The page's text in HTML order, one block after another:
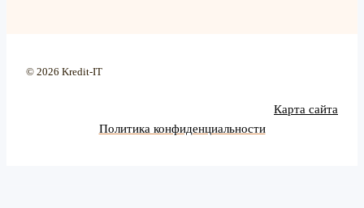
© 2026 Kredit-IT
Карта сайта
Политика конфиденциальности